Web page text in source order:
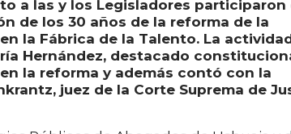
a las y los Legisladores participaron
de los 30 años de la reforma de la
la Fábrica de la Talento. La
Hernández, destacado
la reforma y además contó con la
juez de la Corte Suprema de